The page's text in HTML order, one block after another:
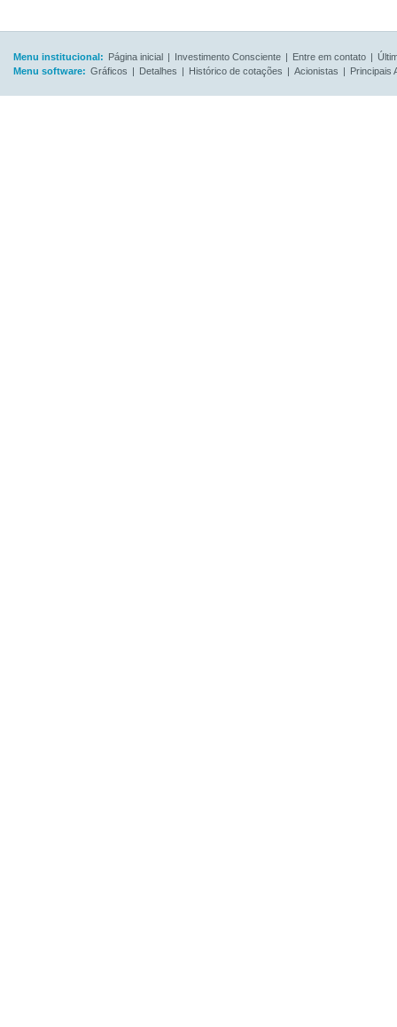
Menu institucional: Página inicial | Investimento Consciente | Entre em contato |
Menu software: Gráficos | Detalhes | Histórico de cotações | Acionistas | Principais